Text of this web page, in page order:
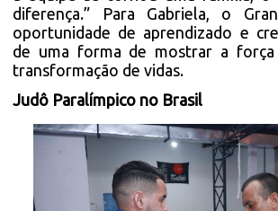
diferença.” Para Gabriela, o
oportunidade de aprendizado e
de uma forma de mostrar a
transformação de vidas.
Judô Paralímpico no Brasil